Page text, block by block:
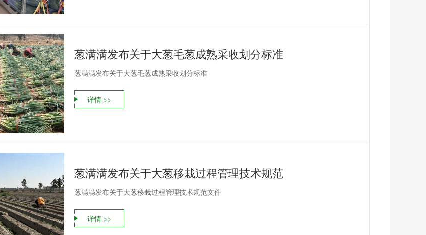
葱满满发布关于大葱毛葱成熟采收划分标准
葱满满发布关于大葱毛葱成熟采收划分标准
详情 >>
葱满满发布关于大葱移栽过程管理技术规范
葱满满发布关于大葱移栽过程管理技术规范文件
详情 >>